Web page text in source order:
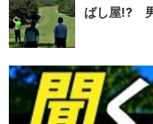
ばし屋!?